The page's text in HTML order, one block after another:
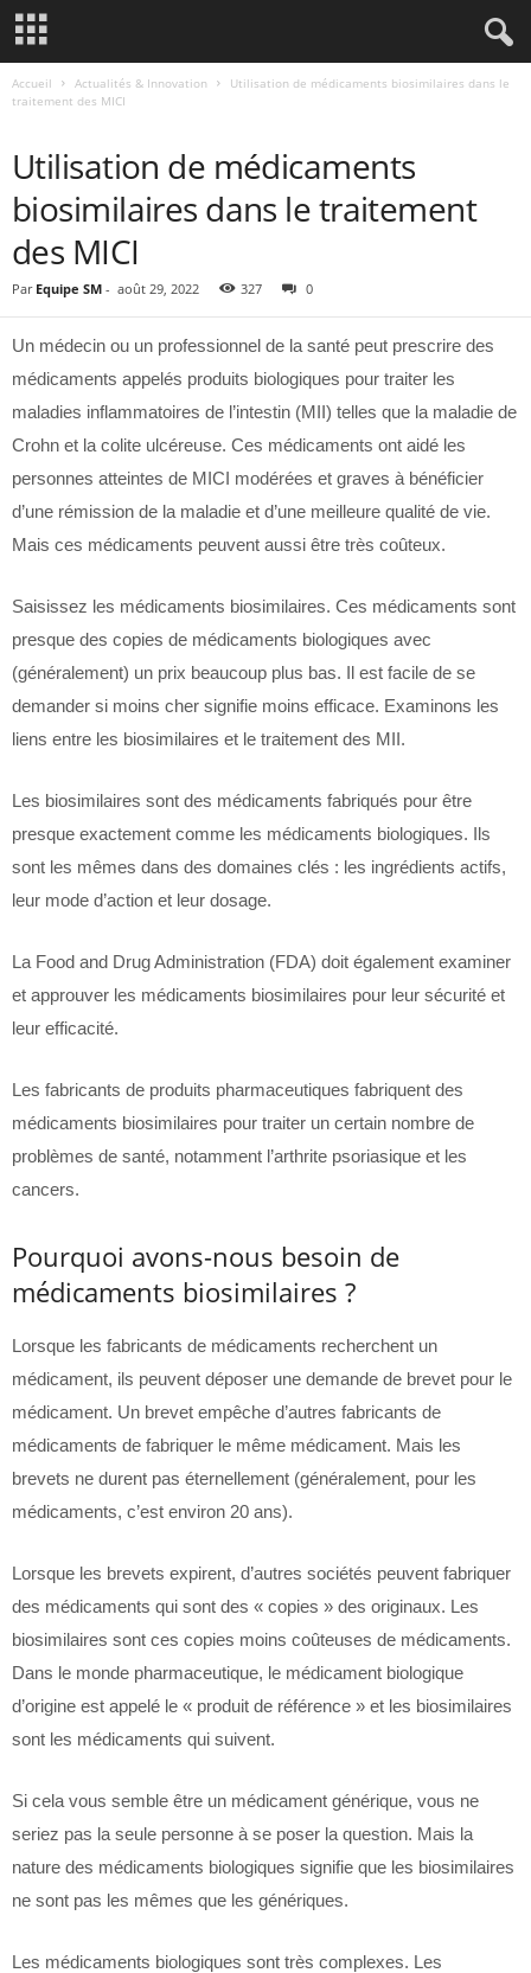
Accueil Actualités & Innovation
Utilisation de médicaments biosimilaires dans le
traitement des MICI
Utilisation de médicaments
biosimilaires dans le traitement
des MICI
Par Equipe SM - août 29, 2022 327 0
Un médecin ou un professionnel de la santé peut prescrire des
médicaments appelés produits biologiques pour traiter les
maladies inflammatoires de l’intestin (MII) telles que la maladie de
Crohn et la colite ulcéreuse. Ces médicaments ont aidé les
personnes atteintes de MICI modérées et graves à bénéficier
d’une rémission de la maladie et d’une meilleure qualité de vie.
Mais ces médicaments peuvent aussi être très coûteux.
Saisissez les médicaments biosimilaires. Ces médicaments sont
presque des copies de médicaments biologiques avec
(généralement) un prix beaucoup plus bas. Il est facile de se
demander si moins cher signifie moins efficace. Examinons les
liens entre les biosimilaires et le traitement des MII.
Les biosimilaires sont des médicaments fabriqués pour être
presque exactement comme les médicaments biologiques. Ils
sont les mêmes dans des domaines clés : les ingrédients actifs,
leur mode d’action et leur dosage.
La Food and Drug Administration (FDA) doit également examiner
et approuver les médicaments biosimilaires pour leur sécurité et
leur efficacité.
Les fabricants de produits pharmaceutiques fabriquent des
médicaments biosimilaires pour traiter un certain nombre de
problèmes de santé, notamment l’arthrite psoriasique et les
cancers.
Pourquoi avons-nous besoin de
médicaments biosimilaires ?
Lorsque les fabricants de médicaments recherchent un
médicament, ils peuvent déposer une demande de brevet pour le
médicament. Un brevet empêche d’autres fabricants de
médicaments de fabriquer le même médicament. Mais les
brevets ne durent pas éternellement (généralement, pour les
médicaments, c’est environ 20 ans).
Lorsque les brevets expirent, d’autres sociétés peuvent fabriquer
des médicaments qui sont des « copies » des originaux. Les
biosimilaires sont ces copies moins coûteuses de médicaments.
Dans le monde pharmaceutique, le médicament biologique
d’origine est appelé le « produit de référence » et les biosimilaires
sont les médicaments qui suivent.
Si cela vous semble être un médicament générique, vous ne
seriez pas la seule personne à se poser la question. Mais la
nature des médicaments biologiques signifie que les biosimilaires
ne sont pas les mêmes que les génériques.
Les médicaments biologiques sont très complexes. Les